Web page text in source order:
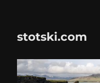
stotski.com